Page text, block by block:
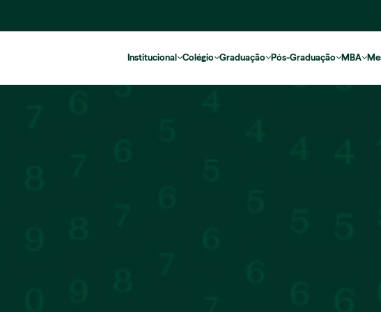
Institucional Colégio Graduação Pós-Graduação MBA